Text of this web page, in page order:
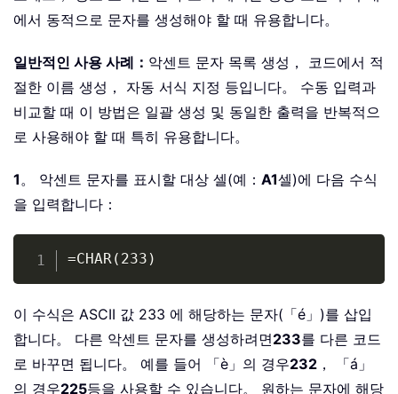
에서 동적으로 문자를 생성해야 할 때 유용합니다。
일반적인 사용 사례： 악센트 문자 목록 생성， 코드에서 적
절한 이름 생성， 자동 서식 지정 등입니다。 수동 입력과
비교할 때 이 방법은 일괄 생성 및 동일한 출력을 반복적으
로 사용해야 할 때 특히 유용합니다。
1 。 악센트 문자를 표시할 대상 셀(예： A1셀)에 다음 수식
을 입력합니다：
=CHAR(233)
이 수식은 ASCII 값 233 에 해당하는 문자(「é」)를 삽입
합니다。 다른 악센트 문자를 생성하려면233를 다른 코드
로 바꾸면 됩니다。 예를 들어 「è」의 경우232 ， 「á」
의 경우225등을 사용할 수 있습니다。 원하는 문자에 해당